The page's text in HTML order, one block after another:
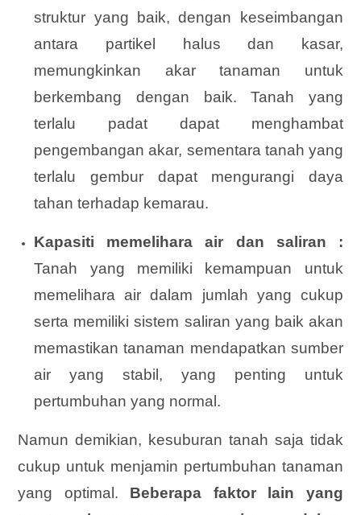
struktur yang baik, dengan keseimbangan
antara partikel halus dan kasar,
memungkinkan akar tanaman untuk
berkembang dengan baik. Tanah yang
terlalu padat dapat menghambat
pengembangan akar, sementara tanah yang
terlalu gembur dapat mengurangi daya
tahan terhadap kemarau.
Kapasiti memelihara air dan saliran :
Tanah yang memiliki kemampuan untuk
memelihara air dalam jumlah yang cukup
serta memiliki sistem saliran yang baik akan
memastikan tanaman mendapatkan sumber
air yang stabil, yang penting untuk
pertumbuhan yang normal.
Namun demikian, kesuburan tanah saja tidak
cukup untuk menjamin pertumbuhan tanaman
yang optimal. Beberapa faktor lain yang